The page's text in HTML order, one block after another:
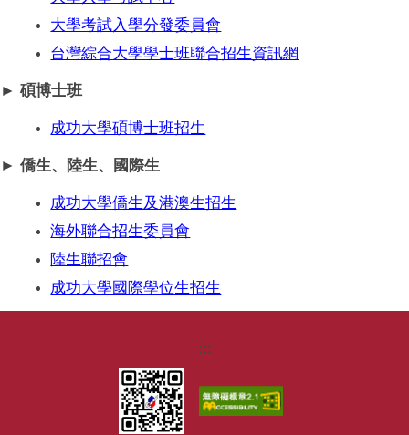
大學考試入學分發委員會
台灣綜合大學學士班聯合招生資訊網
► 碩博士班
成功大學碩博士班招生
► 僑生、陸生、國際生
成功大學僑生及港澳生招生
海外聯合招生委員會
陸生聯招會
成功大學國際學位生招生
:::